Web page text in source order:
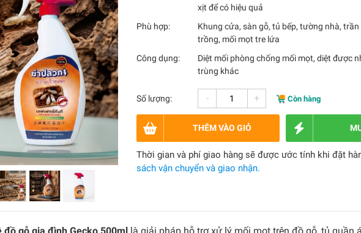
xịt để có hiệu quả
Phù hợp:
Khung cửa, sàn gỗ, tủ bếp, tường nhà,
trồng, mối mọt tre lứa
Công dụng:
Diệt mối phòng chống mối mọt, diệt được
trùng khác
Số lượng: - + Còn hàng
THÊM VÀO GIỎ
Thời gian và phí giao hàng sẽ được ước tính khi đặt
sách vận chuyển và giao nhận.